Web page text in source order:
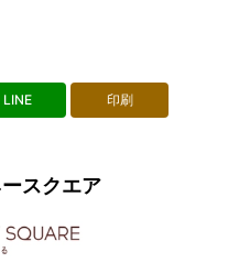
LINE 印刷
スクエア